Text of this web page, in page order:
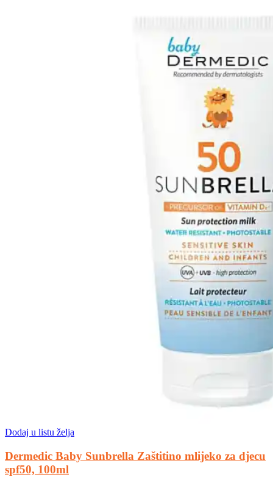
Dodaj u listu želja
Dermedic Baby Sunbrella Zaštitino mlijeko za djecu
spf50, 100ml